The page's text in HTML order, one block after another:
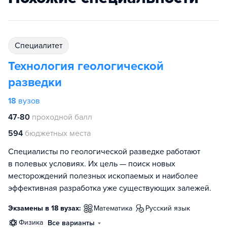
специалитет
Технология геологической
разведки
18 вузов
47-80 проходной балл
594 бюджетных места
Специалисты по геологической разведке работают
в полевых условиях. Их цель — поиск новых
месторождений полезных ископаемых и наиболее
эффективная разработка уже существующих залежей.
Экзамены в 18 вузах: математика
русский язык
физика Все варианты